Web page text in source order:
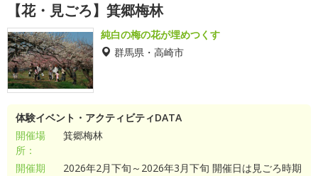
【花・見ごろ】箕郷梅林
純白の梅の花が埋めつくす
群馬県・高崎市
体験イベント・アクティビティDATA
開催場
所：
箕郷梅林
開催期
2026年2月下旬～2026年3月下旬 開催日は見ごろ時期